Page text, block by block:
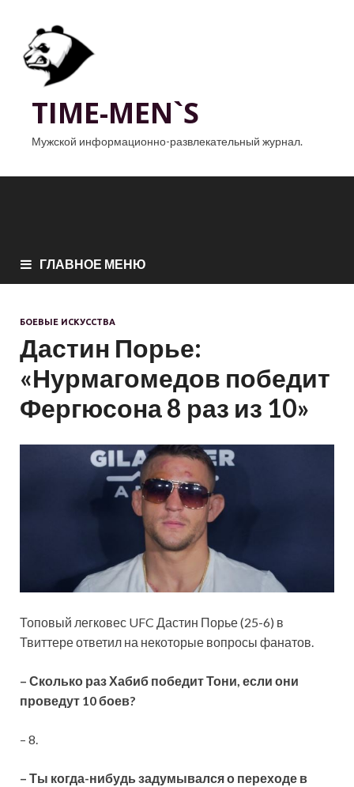
TIME-MEN`S
Мужской информационно-развлекательный журнал.
ГЛАВНОЕ МЕНЮ
БОЕВЫЕ ИСКУССТВА
Дастин Порье:
«Нурмагомедов победит
Фергюсона 8 раз из 10»
Топовый легковес UFC Дастин Порье (25-6) в
Твиттере ответил на некоторые вопросы фанатов.
– Сколько раз Хабиб победит Тони, если они
проведут 10 боев?
– 8.
– Ты когда-нибудь задумывался о переходе в